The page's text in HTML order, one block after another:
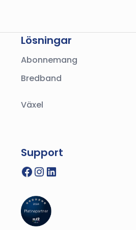
Lösningar
Abonnemang
Bredband
Växel
Support
Facebook
Instagram
LinkedIn